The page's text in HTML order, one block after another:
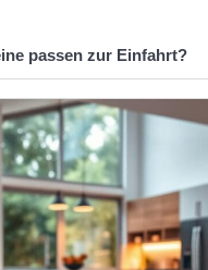
passen zur Einfahrt?